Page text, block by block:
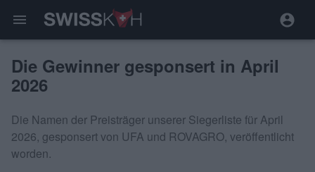
menu
Die Gewinner gesponsert in April
2026
Die Namen der Preisträger unserer Siegerliste für April
2026, gesponsert von UFA und ROVAGRO, veröffentlicht
worden.